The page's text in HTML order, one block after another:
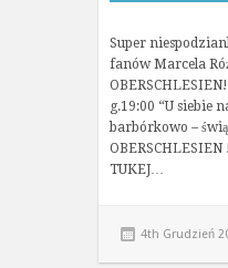
Super
fanów Marcela
g.19:00 “U siebie
barbórkowo –
OBERSCHLESIEN
TUKEJ…
4th Grudzień